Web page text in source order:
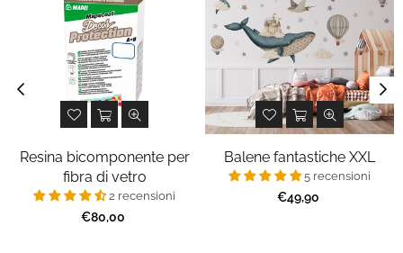
Resina bicomponente per
fibra di vetro
2 recensioni
Prezzo
€80,00
Balene fantastiche XXL
5 recensioni
Prezzo
€49,90